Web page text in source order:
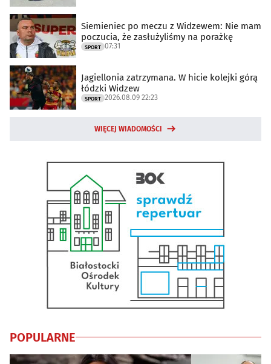
Siemieniec po meczu z Widzewem: Nie mam
poczucia, że zasłużyliśmy na porażkę
SPORT 07:31
Jagiellonia zatrzymana. W hicie kolejki górą
łódzki Widzew
SPORT 2026.08.09 22:23
WIĘCEJ WIADOMOŚCI
POPULARNE